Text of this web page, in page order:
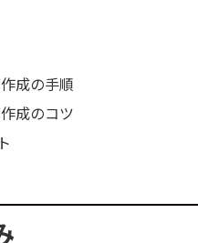
成の手順
成のコツ